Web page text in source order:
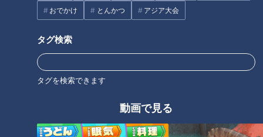
おでかけ とんかつ アジア大会
タグ検索
タグを検索できます
動画で見る
また池田さんは、群馬県に興味を持つ人や、移住・就職などを
きっかけに群馬と関わりたい人たちも対象にしていると明かし
ました。
竹地「『群馬パスポート持ってる？』『どこまで行った？』み
たいな会話ができそう」
スタンプラリーを通じて、人同士のコミュニケーションにもつ
ながる可能性もあります。